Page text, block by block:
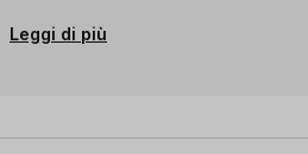
Leggi di più